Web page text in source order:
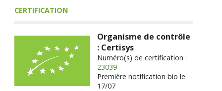
CERTIFICATION
Organisme de contrôle
: Certisys
Numéro(s) de certification :
23039
Première notification bio le
17/07